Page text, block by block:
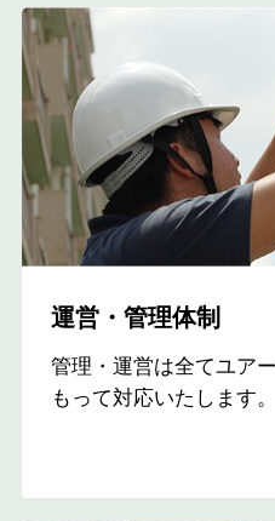
運営・管理体制
管理・運営は全てユア
もって対応いたします。